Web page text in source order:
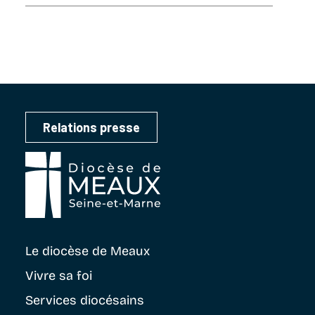
Relations presse
Le diocèse de Meaux
Vivre sa foi
Services diocésains